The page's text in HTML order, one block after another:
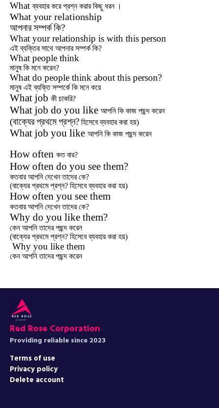
Whatব্যবহারকরে প্রশ্ন করার কিছু ধরন ।
What your relationship
আপনারসম্পর্ককি?
What your relationship is with this person
এই ব্যক্তির সাথে আপনার সম্পর্ক কি?
What people think
মানুষ কি মনে করেন?
What do people think about this person?
মানুষ এই ব্যক্তি সম্পর্কে কি মনে করে
What job কী চাকরি?
What job do you like আপনি কি কাজ পছন্দ করেন
(বাক্যেরপ্রথমেপ্রশ্ন? হিসেবে ব্যবহার করা হয়)
What job you like আপনি কি কাজ পছন্দ করেন
How often কত বার?
How often do you see them?
কতবার আপনি দেখেন তাদের কে?
(বাক্যের প্রথমে প্রশ্ন? হিসেবে ব্যবহার করা হয়)
How often you see them
কতবার আপনি দেখেন তাদের কে?
Why do you like them?
কেন আপনি তাদের পছন্দ করেন
(বাক্যের প্রথমে প্রশ্ন? হিসেবে ব্যবহার করা হয়)
Why you like them
কেন আপনি তাদের পছন্দ করেন
Red Rose Corporation
Providing reliable since 2023
Terms of use
Privacy policy
Delete account